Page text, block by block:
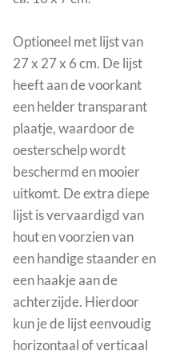
Optioneel metlijst van
27 x 27 x 6 cm. De lijst
heeft aan de voorkant
een helder transparant
plaatje, waardoor de
oesterschelp wordt
beschermd en mooier
uitkomt. De extra diepe
lijst is vervaardigd van
hout en voorzien van
een handige staander en
een haakje aan de
achterzijde. Hierdoor
kun je de lijst eenvoudig
horizontaal of verticaal